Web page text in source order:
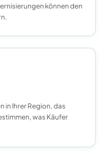
können den
in Ihrer Region, das
was Käufer